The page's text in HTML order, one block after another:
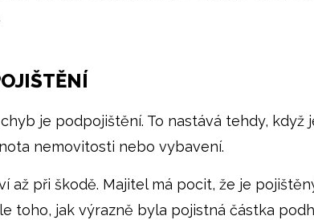
je podpojištění. To nastává tehdy, když
nemovitosti nebo vybavení.
až při škodě. Majitel má pocit, že je
toho, jak výrazně byla pojistná částka